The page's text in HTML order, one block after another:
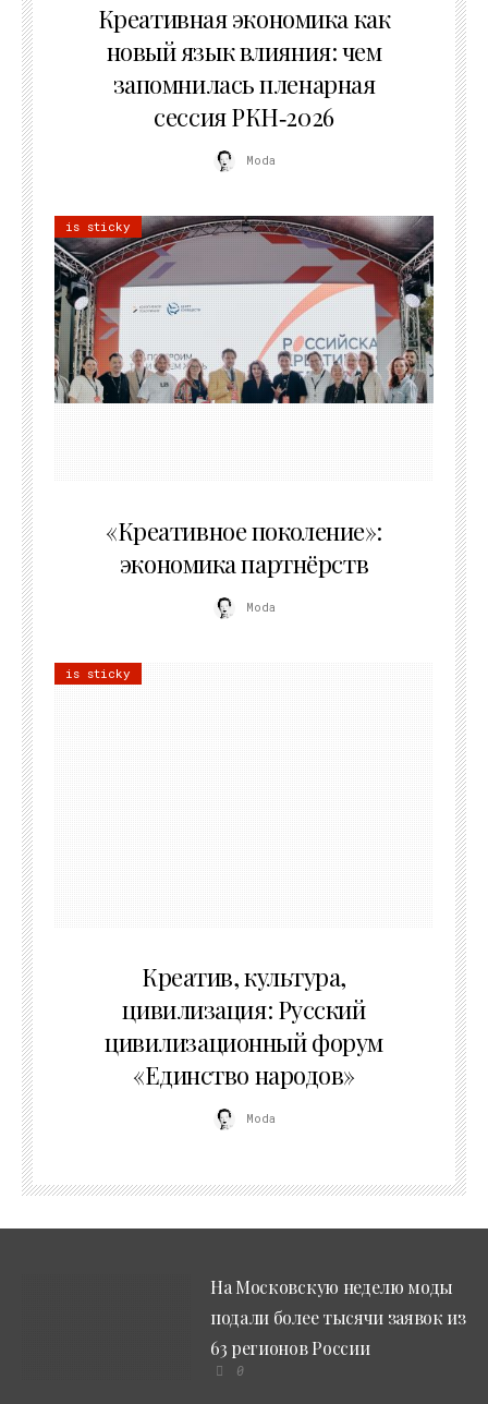
Креативная экономика как
новый язык влияния: чем
запомнилась пленарная
сессия РКН‑2026
Moda
is sticky
«Креативное поколение»:
экономика партнёрств
Moda
is sticky
Креатив, культура,
цивилизация: Русский
цивилизационный форум
«Единство народов»
Moda
На Московскую неделю моды
подали более тысячи заявок из
63 регионов России
0